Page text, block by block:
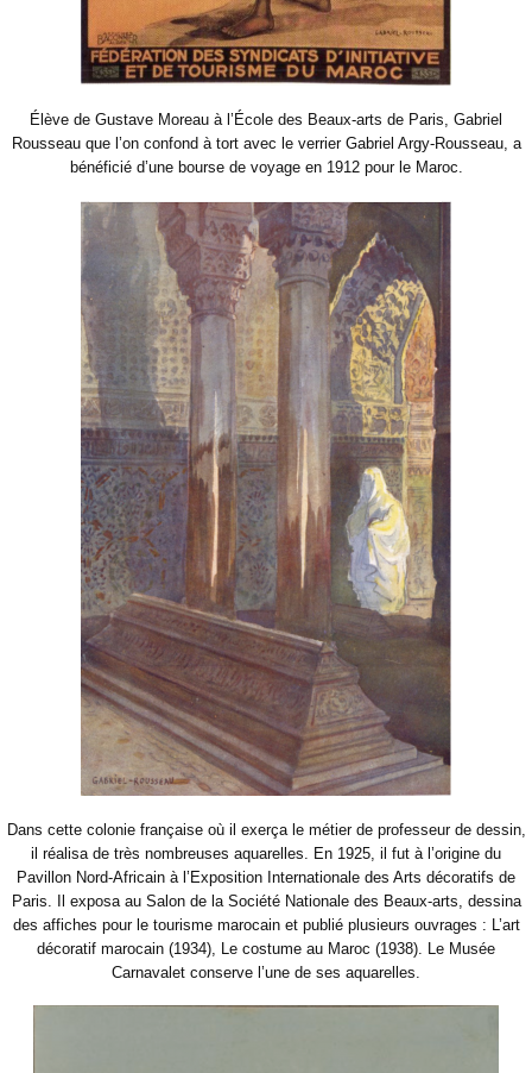
Élève de Gustave Moreau à l’École des Beaux-arts de Paris, Gabriel
Rousseau que l’on confond à tort avec le verrier Gabriel Argy-Rousseau, a
bénéficié d’une bourse de voyage en 1912 pour le Maroc.
Dans cette colonie française où il exerça le métier de professeur de dessin,
il réalisa de très nombreuses aquarelles. En 1925, il fut à l’origine du
Pavillon Nord-Africain à l’Exposition Internationale des Arts décoratifs de
Paris. Il exposa au Salon de la Société Nationale des Beaux-arts, dessina
des affiches pour le tourisme marocain et publié plusieurs ouvrages : L’art
décoratif marocain (1934), Le costume au Maroc (1938). Le Musée
Carnavalet conserve l’une de ses aquarelles.